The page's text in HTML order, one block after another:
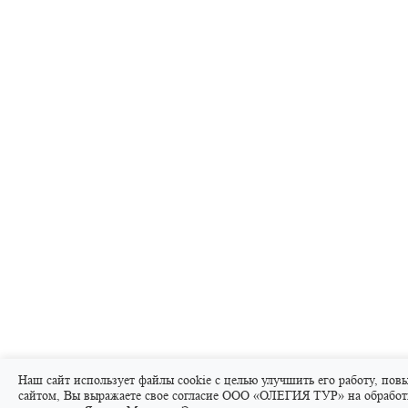
Наш сайт использует файлы cookie с целью улучшить его работу,
сайтом, Вы выражаете свое согласие ООО «ОЛЕГИЯ ТУР» на